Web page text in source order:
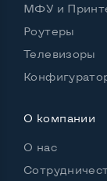
Выход mini
Разъем для
Разъем для
Выход
МФУ и
Роутеры
Телевизоры
О компании
О нас